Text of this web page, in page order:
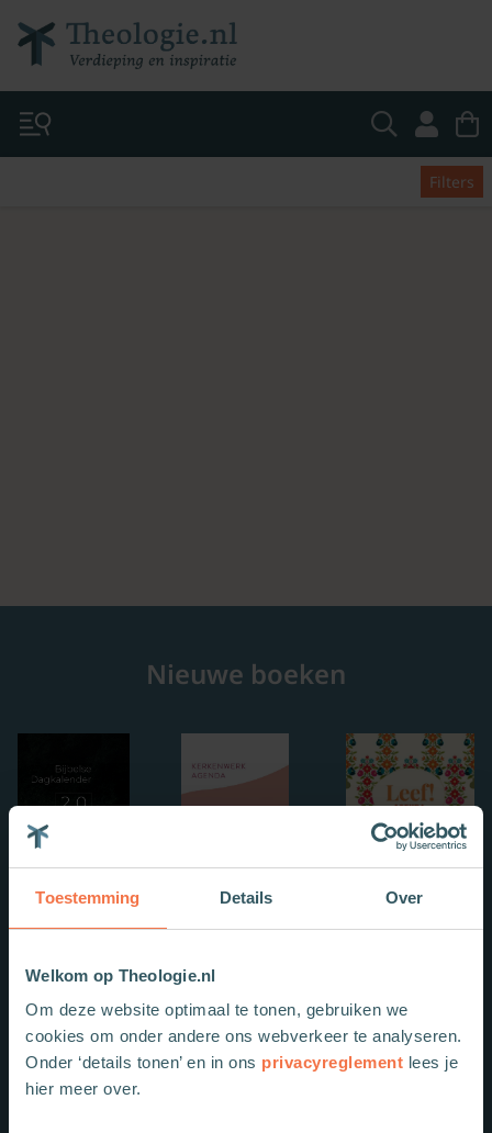
Toestemming Details Over
Welkom op Theologie.nl
Om deze website optimaal te tonen, gebruiken we
cookies om onder andere ons webverkeer te analyseren.
Onder ‘details tonen’ en in ons privacyreglement lees je
hier meer over.
Filters
Nieuwe boeken